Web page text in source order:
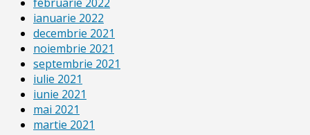
ianuarie 2022
decembrie 2021
noiembrie 2021
septembrie 2021
iulie 2021
iunie 2021
mai 2021
martie 2021